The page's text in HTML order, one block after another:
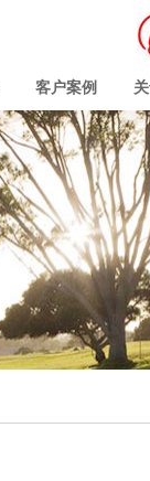
客户案例